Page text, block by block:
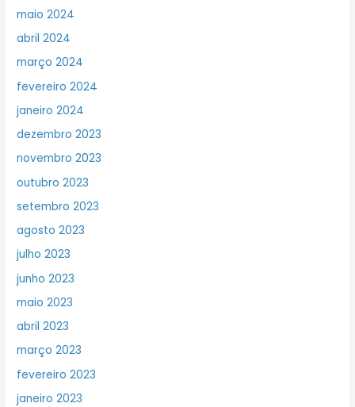
maio 2024
abril 2024
março 2024
fevereiro 2024
janeiro 2024
dezembro 2023
novembro 2023
outubro 2023
setembro 2023
agosto 2023
julho 2023
junho 2023
maio 2023
abril 2023
março 2023
fevereiro 2023
janeiro 2023